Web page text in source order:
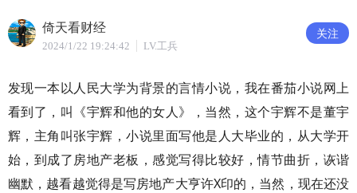
倚天看财经
2024/1/22 19:24:42 LV.工兵
关注
发现一本以人民大学为背景的言情小说，我在番茄小说网上
看到了，叫《宇辉和他的女人》，当然，这个宇辉不是董宇
辉，主角叫张宇辉，小说里面写他是人大毕业的，从大学开
始，到成了房地产老板，感觉写得比较好，情节曲折，诙谐
幽默，越看越觉得是写房地产大亨许X印的，当然，现在还没